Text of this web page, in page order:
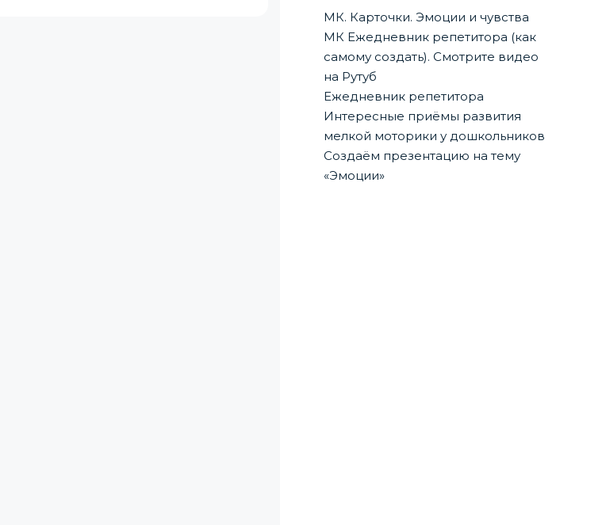
МК. Карточки. Эмоции и чувства
МК Ежедневник репетитора (как
самому создать). Смотрите видео
на Рутуб
Ежедневник репетитора
Интересные приёмы развития
мелкой моторики у дошкольников
Создаём презентацию на тему
«Эмоции»